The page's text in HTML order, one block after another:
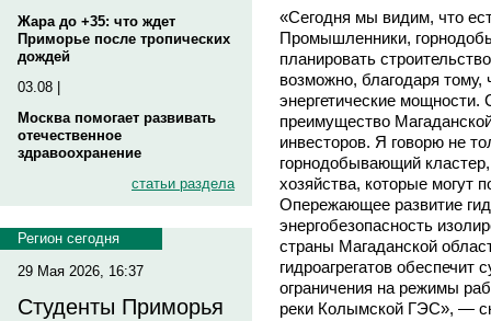
Жара до +35: что ждет
Приморье после тропических
дождей
03.08 |
Москва помогает развивать
отечественное
здравоохранение
статьи раздела
Регион сегодня
29 Мая 2026, 16:37
Студенты Приморья
«Сегодня мы видим, что
Промышленники,
планировать
возможно, благодаря
энергетические
преимущество
инвесторов. Я говорю не
горнодобывающий
хозяйства, которые могут
Опережающее развитие
энергобезопасность
страны Магаданской
гидроагрегатов
ограничения на режимы
реки Колымской ГЭС», —